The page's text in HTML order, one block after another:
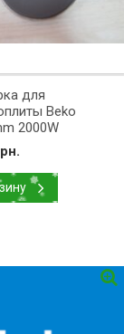
для
Beko
2000W